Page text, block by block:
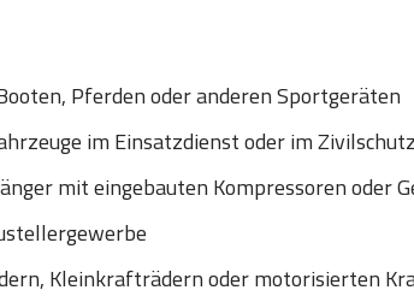
Pferden oder anderen Sportgeräten
im Einsatzdienst oder im Zivilschutz
mit eingebauten Kompressoren oder
Kleinkrafträdern oder motorisierten